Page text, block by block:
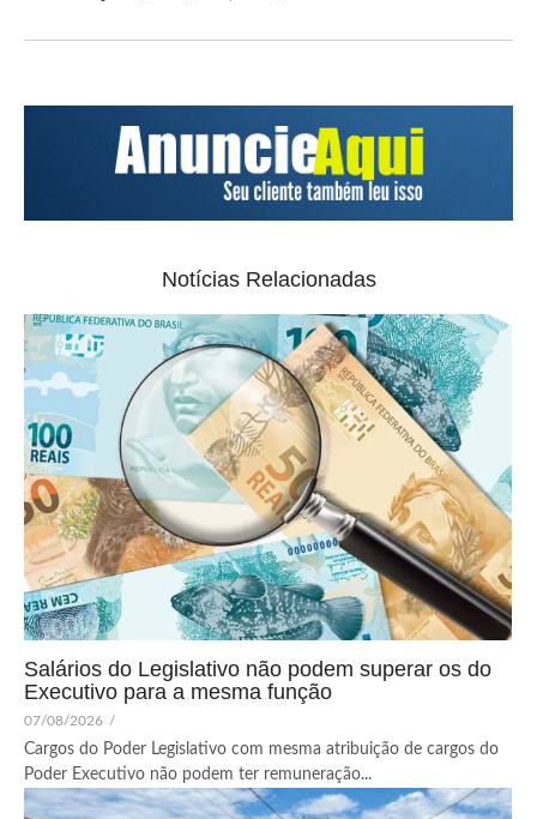
Notícias Relacionadas
Salários do Legislativo não podem superar os do
Executivo para a mesma função
07/08/2026 /
Cargos do Poder Legislativo com mesma atribuição de cargos do
Poder Executivo não podem ter remuneração...